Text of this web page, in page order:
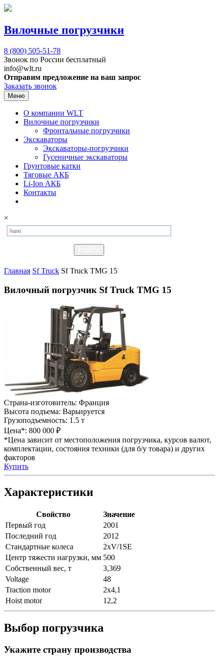
Вилочные погрузчики
8 (800) 505-51-78
Звонок по России бесплатный
info@wlt.ru
Отправим предложение на ваш запрос
Заказать звонок
Меню
О компании WLT
Вилочные погрузчики
Фронтальные погрузчики
Экскаваторы
Экскаваторы-погрузчики
Гусеничные экскаваторы
Грунтовые катки
Тяговые АКБ
Li-Ion АКБ
Контакты
×
Главная Sf Truck Sf Truck TMG 15
Вилочный погрузчик Sf Truck TMG 15
Страна-изготовитель: Франция
Высота подъема: Варьируется
Грузоподъемность: 1.5 т
Цена*: 800 000 ₽
*Цена зависит от местоположения погрузчика, курсов валют,
комплектации, состояния техники (для б/у товара) и других
факторов
Купить
Характеристики
Свойство
Значение
Первый год
2001
Последний год
2012
Стандартные колеса
2xV/1SE
Центр тяжести нагрузки, мм 500
Собственный вес, т
3,369
Voltage
48
Traction motor
2x4,1
Hoist motor
12,2
Выбор погрузчика
Укажите страну производства